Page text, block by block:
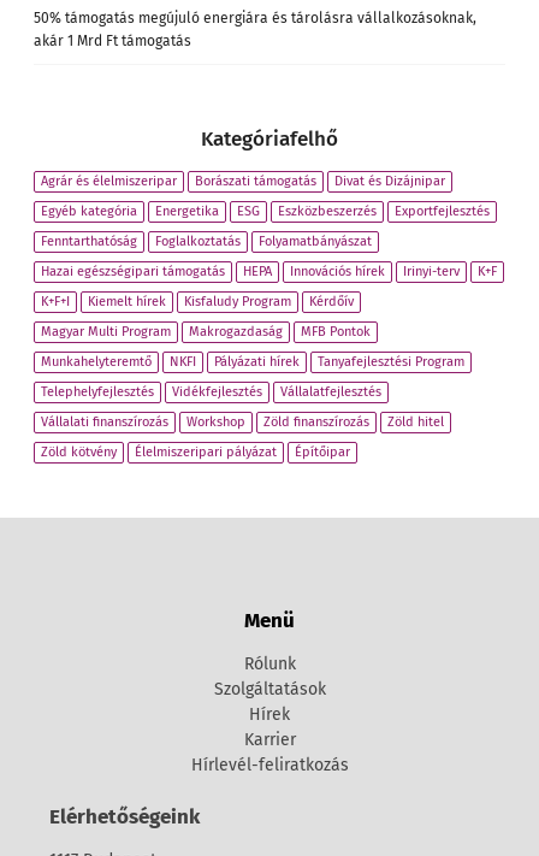
50% támogatás megújuló energiára és tárolásra vállalkozásoknak,
akár 1 Mrd Ft támogatás
Kategóriafelhő
Agrár és élelmiszeripar Borászati támogatás
Divat és Dizájnipar
Egyéb kategória
Energetika ESG Eszközbeszerzés
Exportfejlesztés
Fenntarthatóság
Foglalkoztatás
Folyamatbányászat
Hazai egészségipari támogatás
HEPA Innovációs hírek Irinyi-terv
K+F
K+F+I
Kiemelt hírek Kisfaludy Program
Kérdőív
Magyar Multi Program
Makrogazdaság
MFB Pontok
Munkahelyteremtő
NKFI Pályázati hírek
Tanyafejlesztési Program
Telephelyfejlesztés
Vidékfejlesztés
Vállalatfejlesztés
Vállalati finanszírozás
Workshop Zöld finanszírozás
Zöld hitel
Zöld kötvény
Élelmiszeripari pályázat Építőipar
Menü
Rólunk
Szolgáltatások
Hírek
Karrier
Hírlevél-feliratkozás
Elérhetőségeink